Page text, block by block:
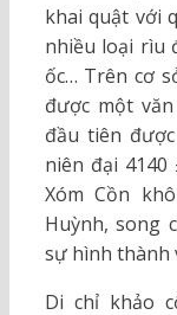
khai quật với
nhiều loại rìu
ốc… Trên cơ
được một
đầu tiên
niên đại 4140
Xóm Cồn
Huỳnh, song
sự hình thành
Di chỉ khảo